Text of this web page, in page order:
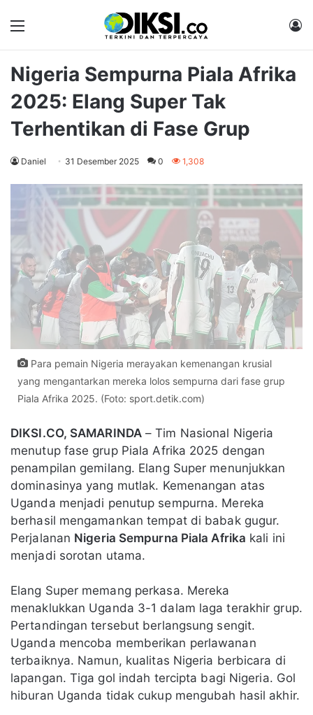
Nigeria Sempurna Piala Afrika
2025: Elang Super Tak
Terhentikan di Fase Grup
Daniel 31 Desember 2025 0 1,308
Para pemain Nigeria merayakan kemenangan krusial
yang mengantarkan mereka lolos sempurna dari fase grup
Piala Afrika 2025. (Foto: sport.detik.com)
DIKSI.CO, SAMARINDA– Tim Nasional Nigeria
menutup fase grup Piala Afrika 2025 dengan
penampilan gemilang. Elang Super menunjukkan
dominasinya yang mutlak. Kemenangan atas
Uganda menjadi penutup sempurna. Mereka
berhasil mengamankan tempat di babak gugur.
Perjalanan Nigeria Sempurna Piala Afrika kali ini
menjadi sorotan utama.
Elang Super memang perkasa. Mereka
menaklukkan Uganda 3-1 dalam laga terakhir grup.
Pertandingan tersebut berlangsung sengit.
Uganda mencoba memberikan perlawanan
terbaiknya. Namun, kualitas Nigeria berbicara di
lapangan. Tiga gol indah tercipta bagi Nigeria. Gol
hiburan Uganda tidak cukup mengubah hasil akhir.